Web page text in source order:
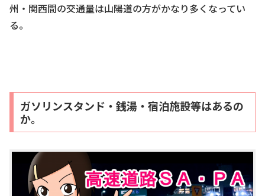
州・関西間の交通量は山陽道の方がかなり多くなってい
る。
ガソリンスタンド・銭湯・宿泊施設等はあるの
か。